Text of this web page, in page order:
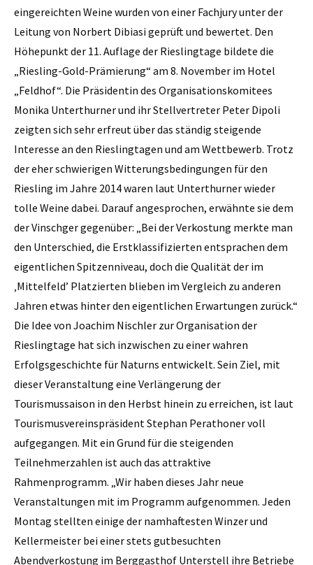
eingereichten Weine wurden von einer Fachjury unter der
Leitung von Norbert Dibiasi geprüft und bewertet. Den
Höhepunkt der 11. ­Auflage der Rieslingtage bildete die
„Riesling-Gold-Prämierung“ am 8. November im Hotel
„Feldhof“. Die Präsidentin des Organisationskomitees
Monika Unterthurner und ihr Stellvertreter Peter Dipoli
zeigten sich sehr erfreut über das ständig steigende
Interesse an den Rieslingtagen und am Wettbewerb. Trotz
der eher schwierigen Witterungsbedingungen für den
Riesling im Jahre 2014 waren laut Unterthurner wieder
tolle Weine dabei. Darauf angesprochen, erwähnte sie dem
der Vinschger gegenüber: „Bei der Verkostung merkte man
den Unterschied, die Erstklassifizierten entsprachen dem
eigentlichen Spitzenniveau, doch die Qualität der im
‚Mittelfeld’ Platzierten blieben im Vergleich zu anderen
Jahren etwas hinter den eigentlichen Erwartungen zurück.“
Die Idee von Joachim Nischler zur Organisation der
Rieslingtage hat sich inzwischen zu einer wahren
Erfolgsgeschichte für Naturns entwickelt. Sein Ziel, mit
dieser Veranstaltung eine Verlängerung der
Tourismussaison in den Herbst hinein zu erreichen, ist laut
Tourismusvereinspräsident Stephan Perathoner voll
aufgegangen. Mit ein Grund für die steigenden
Teilnehmerzahlen ist auch das ­attraktive
Rahmenprogramm. „Wir haben dieses Jahr neue
Veranstaltungen mit im Programm aufgenommen. Jeden
Montag stellten einige der namhaftesten Winzer und
Kellermeister bei einer stets gutbesuchten
Abendverkostung im Berggasthof Unterstell ihre Betriebe